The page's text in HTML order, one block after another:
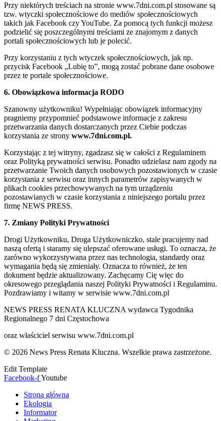
Przy niektórych treściach na stronie www.7dni.com.pl stosowane są
tzw. wtyczki społecznościowe do mediów społecznościowych
takich jak Facebook czy YouTube. Za pomocą tych funkcji możesz
podzielić się poszczególnymi treściami ze znajomym z danych
portali społecznościowych lub je polecić.
Przy korzystaniu z tych wtyczek społecznościowych, jak np.
przycisk Facebook „Lubię to”, mogą zostać pobrane dane osobowe
przez te portale społecznościowe.
6. Obowiązkowa informacja RODO
Szanowny użytkowniku! Wypełniając obowiązek informacyjny
pragniemy przypomnieć podstawowe informacje z zakresu
przetwarzania danych dostarczanych przez Ciebie podczas
korzystania ze strony www.7dni.com.pl.
Korzystając z tej witryny, zgadzasz się w całości z Regulaminem
oraz Polityką prywatności serwisu. Ponadto udzielasz nam zgody na
przetwarzanie Twoich danych osobowych pozostawionych w czasie
korzystania z serwisu oraz innych parametrów zapisywanych w
plikach cookies przechowywanych na tym urządzeniu
pozostawianych w czasie korzystania z niniejszego portalu przez
firmę NEWS PRESS.
7. Zmiany Polityki Prywatności
Drogi Użytkowniku, Droga Użytkowniczko, stale pracujemy nad
naszą ofertą i staramy się ulepszać oferowane usługi. To oznacza, że
zarówno wykorzystywana przez nas technologia, standardy oraz
wymagania będą się zmieniały. Oznacza to również, że ten
dokument będzie aktualizowany. Zachęcamy Cię więc do
okresowego przeglądania naszej Polityki Prywatności i Regulaminu.
Pozdrawiamy i witamy w serwisie www.7dni.com.pl
NEWS PRESS RENATA KLUCZNA wydawca Tygodnika
Regionalnego 7 dni Częstochowa
oraz właściciel serwisu www.7dni.com.pl
© 2026 News Press Renata Kluczna. Wszelkie prawa zastrzeżone.
Edit Template
Facebook-fYoutube
Strona główna
Ekologia
Informator